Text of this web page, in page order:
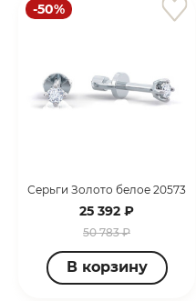
-50%
Серьги Золото белое 20573
25 392 ₽
50 783 ₽
В корзину